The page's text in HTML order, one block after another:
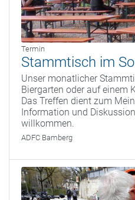
Termin
Stammtisch im
Unser monatlicher
Biergarten oder auf einem
Das Treffen dient zum
Information und
willkommen.
ADFC Bamberg